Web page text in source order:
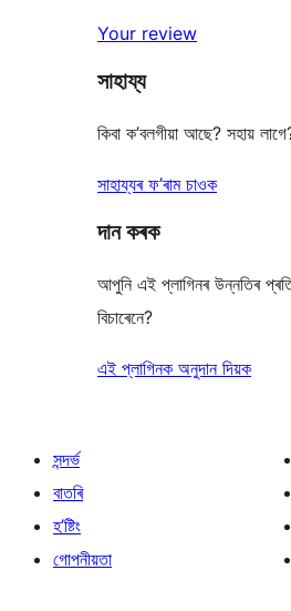
reviews
star
reviews
Your review
সাহায্য
কিবা ক’বলগীয়া আছে? সহায়
সাহায্যৰ ফ’ৰাম চাওক
দান কৰক
আপুনি এই প্লাগিনৰ উন্নতিৰ
বিচাৰেনে?
এই প্লাগিনক অনুদান দিয়ক
সন্দৰ্ভ
বাতৰি
হ’ষ্টিং
গোপনীয়তা